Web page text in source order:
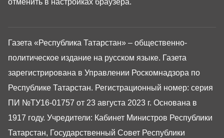
Газета «Республика Татарстан» – общественно-
политическое издание на русском языке. Газета
зарегистрирована в Управлении Роскомнадзора по
Республике Татарстан. Регистрационный номер: серия
ПИ №ТУ16-01757 от 23 августа 2023 г. Основана в
1917 году. Учредители: Кабинет Министров Республики
Татарстан, Государственный Совет Республики
отменить в настройках браузера.